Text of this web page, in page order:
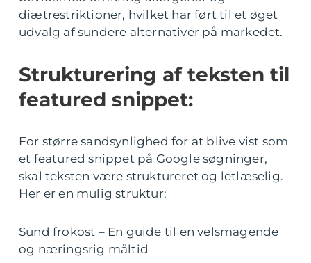
diætrestriktioner, hvilket har ført til et øget
udvalg af sundere alternativer på markedet.
Strukturering af teksten til
featured snippet:
For større sandsynlighed for at blive vist som
et featured snippet på Google søgninger,
skal teksten være struktureret og letlæselig.
Her er en mulig struktur:
Sund frokost – En guide til en velsmagende
og næringsrig måltid